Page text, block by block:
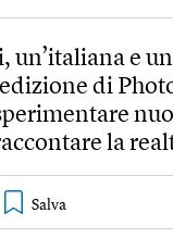
un’italiana e
di
la